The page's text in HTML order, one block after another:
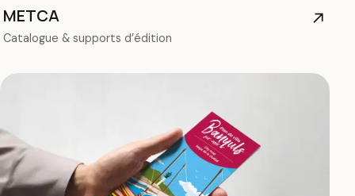
METCA
Catalogue & supports d’édition
↗